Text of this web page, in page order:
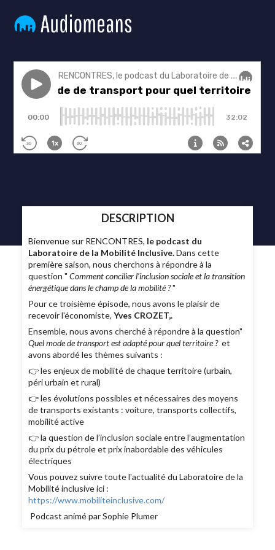
DESCRIPTION
Bienvenue sur RENCONTRES, le podcast du
Laboratoire de la Mobilité Inclusive.Dans cette
première saison, nous cherchons à répondre à la
question "Comment concilier l’inclusion sociale et la transition
énergétique dans le champ de la mobilité ?"
Pour ce troisième épisode, nous avons le plaisir de
recevoir l'économiste,Yves CROZET,.
Ensemble, nous avons cherché à répondre à la question"
Quel mode de transport est adapté pour quel territoire ?et
avons abordé les thèmes suivants :
👉 les enjeux de mobilité de chaque territoire (urbain,
péri urbain et rural)
👉 les évolutions possibles et nécessaires des moyens
de transports existants : voiture, transports collectifs,
mobilité active
👉 la question de l’inclusion sociale entre l’augmentation
du prix du pétrole et prix inabordable des véhicules
électriques
Vous pouvez suivre toute l'actualité du Laboratoire de la
Mobilité inclusive ici :
https://www.mobiliteinclusive.com/
Podcast animé par Sophie Plumer